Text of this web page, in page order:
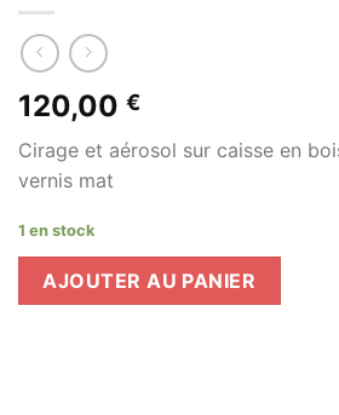
120,00 €
Cirage et aérosol sur caisse en
vernis mat
1 en stock
AJOUTER AU PANIER